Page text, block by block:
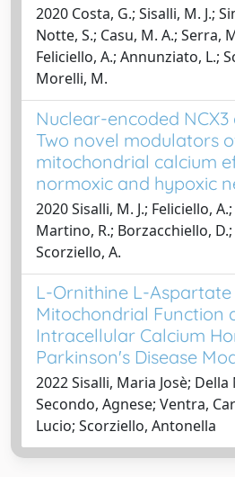
2020 Costa, G.; Sisalli, M. J.;
Notte, S.; Casu, M. A.; Serra,
Feliciello, A.; Annunziato, L.;
Morelli, M.
Nuclear-encoded NCX3
Two novel modulators
mitochondrial calcium
normoxic and hypoxic
2020 Sisalli, M. J.; Feliciello,
Martino, R.; Borzacchiello,
Scorziello, A.
L-Ornithine L-Aspartate
Mitochondrial Function
Intracellular Calcium
Parkinson's Disease
2022 Sisalli, Maria Josè;
Secondo, Agnese; Ventra,
Lucio; Scorziello, Antonella